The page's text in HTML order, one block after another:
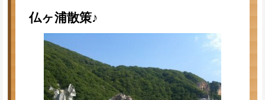
仏ヶ浦散策♪